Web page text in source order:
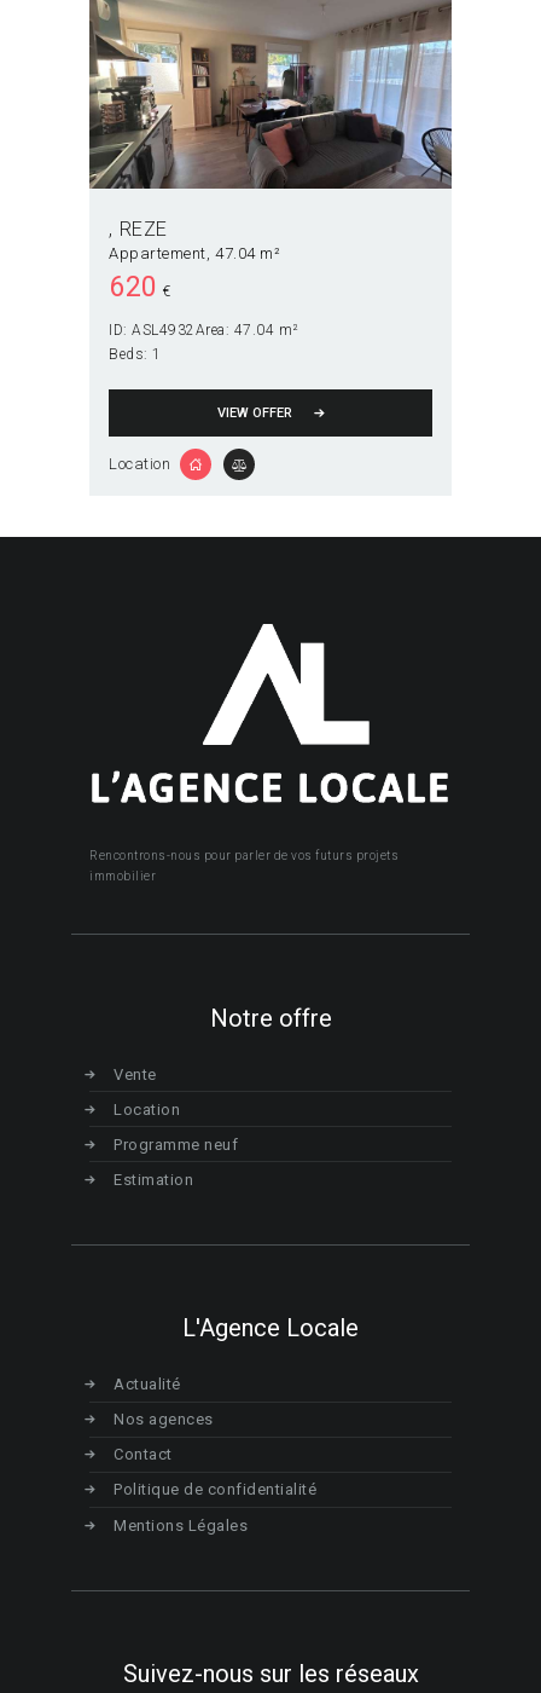
REZE
Appartement 47.04 m²
620 €
ID: ASL4932Area: 47.04 m²
Beds: 1
VIEW OFFER
Location
Rencontrons-nous pour parler de vos futurs projets
immobilier
Notre offre
Vente
Location
Programme neuf
Estimation
L'Agence Locale
Actualité
Nos agences
Contact
Politique de confidentialité
Mentions Légales
Suivez-nous sur les réseaux